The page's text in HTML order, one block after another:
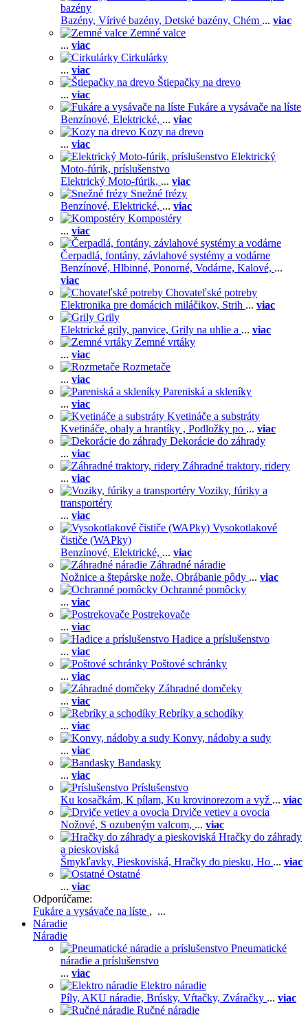
bazény
Bazény, Vírivé bazény, Detské bazény, Chém ... viac
Zemné valce
... viac
Cirkulárky
... viac
Štiepačky na drevo
... viac
Fukáre a vysávače na líste
Benzínové, Elektrické, ... viac
Kozy na drevo
... viac
Elektrický
Moto-fúrik, príslušenstvo
Elektrický Moto-fúrik, ... viac
Snežné frézy
Benzínové, Elektrické, ... viac
Kompostéry
... viac
Čerpadlá, fontány, závlahové systémy a vodárne
Benzínové, Hlbinné, Ponorné, Vodárne, Kalové, ...
viac
Chovateľské potreby
Elektronika pre domácich miláčikov, Strih ... viac
Grily
Elektrické grily, panvice, Grily na uhlie a ... viac
Zemné vrtáky
... viac
Rozmetače
... viac
Pareniská a skleníky
... viac
Kvetináče a substráty
Kvetináče, obaly a hrantíky , Podložky po ... viac
Dekorácie do záhrady
... viac
Záhradné traktory, ridery
... viac
Voziky, fúriky a
transportéry
... viac
Vysokotlakové
čističe (WAPky)
Benzínové, Elektrické, ... viac
Záhradné náradie
Nožnice a štepárske nože, Obrábanie pôdy ... viac
Ochranné pomôcky
... viac
Postrekovače
... viac
Hadice a príslušenstvo
... viac
Poštové schránky
... viac
Záhradné domčeky
... viac
Rebríky a schodíky
... viac
Konvy, nádoby a sudy
... viac
Bandasky
... viac
Príslušenstvo
Ku kosačkám, K pílam, Ku krovinorezom a vyž ... viac
Drviče vetiev a ovocia
Nožové, S ozubeným valcom, ... viac
Hračky do záhrady
a pieskoviská
Šmykľavky, Pieskoviská, Hračky do piesku, Ho ... viac
Ostatné
... viac
Odporúčame:
Fukáre a vysávače na líste , ...
Náradie
Náradie
Pneumatické
náradie a príslušenstvo
... viac
Elektro náradie
Píly, AKU náradie, Brúsky, Vŕtačky, Zváračky ... viac
Ručné náradie